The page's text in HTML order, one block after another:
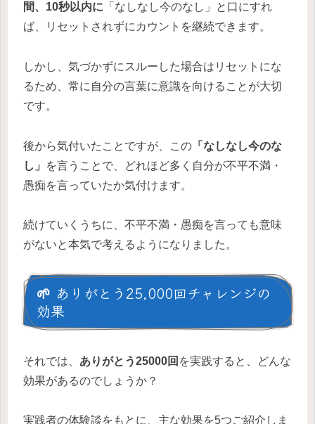
間、10秒以内に 「なしなし今のなし」と口にすれ
ば、リセットされずにカウントを継続できます。
しかし、気づかずにスルーした場合はリセットにな
るため、常に自分の言葉に意識を向けることが大切
です。
後から気付いたことですが、この 「なしなし今のな
し」
を言うことで、どれほど多く自分が不平不満・
愚痴を言っていたか気付けます。
続けていくうちに、不平不満・愚痴を言っても意味
がないと本気で考えるようになりました。
🌱 ありがとう25,000回チャレンジの
効果
それでは、 ありがとう25000回 を実践すると、どんな
効果があるのでしょうか？
実践者の体験談をもとに、主な効果を5つご紹介しま